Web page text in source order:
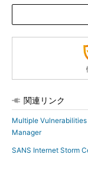
関連リンク
Multiple
Manager
SANS Internet Storm